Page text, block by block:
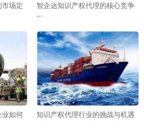
场定
智企达知识产权代理的核心竞争
···
业如何
知识产权代理行业的挑战与机遇